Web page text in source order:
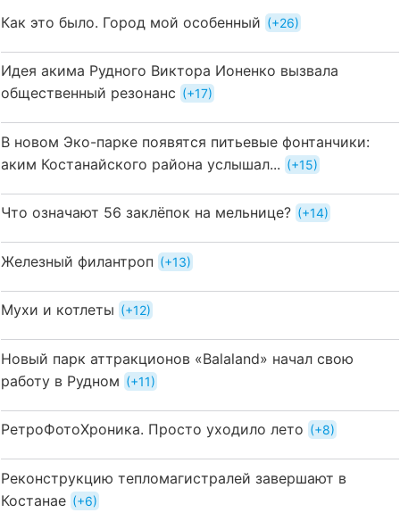
Как это было. Город мой особенный +26
Идея акима Рудного Виктора Ионенко вызвала
общественный резонанс
+17
В новом Эко-парке появятся питьевые фонтанчики:
аким Костанайского района услышал...
+15
Что означают 56 заклёпок на мельнице? +14
Железный филантроп +13
Мухи и котлеты +12
Новый парк аттракционов «Balaland» начал свою
работу в Рудном
+11
РетроФотоХроника. Просто уходило лето +8
Реконструкцию тепломагистралей завершают в
Костанае
+6